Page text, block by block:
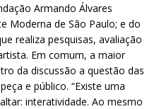
Armando Álvares
Moderna de São Paulo; e do
realiza pesquisas, avaliação
Em comum, a maior
da discussão a questão das
e público. “Existe uma
interatividade. Ao mesmo